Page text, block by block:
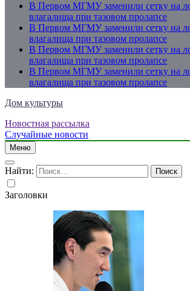
В Первом МГМУ заменили сетку на
влагалища при тазовом пролапсе
В Первом МГМУ заменили сетку на
влагалища при тазовом пролапсе
В Первом МГМУ заменили сетку на
влагалища при тазовом пролапсе
В Первом МГМУ заменили сетку на
влагалища при тазовом пролапсе
Дом культуры
Just another WordPress site
Новостная рассылка
Случайные новости
Меню
Найти:
Заголовки